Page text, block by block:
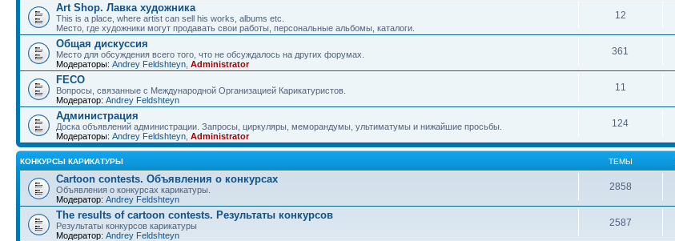
Art Shop. Лавка художника
This is a place, where artist can sell his works, albums etc.
Место, где художники могут продавать свои работы, персональные альбомы, каталоги.
12
Общая дискуссия
Место для обсуждения всего того, что не обсуждалось на других форумах.
Модераторы: Andrey Feldshteyn Administrator
361
FECO
Вопросы, связанные с Международной Организацией Карикатуристов.
Модератор: Andrey Feldshteyn
11
Администрация
Доска объявлений администрации. Запросы, циркуляры, меморандумы, ультиматумы и нижайшие просьбы.
Модераторы: Andrey Feldshteyn Administrator
124
КОНКУРСЫ КАРИКАТУРЫ ТЕМЫ
Cartoon contests. Объявления о конкурсах
Объявления о конкурсах карикатуры.
Модератор: Andrey Feldshteyn
2858
The results of cartoon contests. Результаты конкурсов
Результаты конкурсов карикатуры
Модератор: Andrey Feldshteyn
2587